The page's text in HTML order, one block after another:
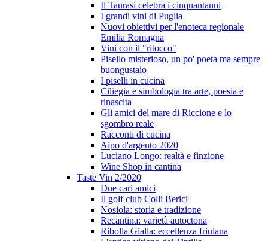
Il Taurasi celebra i cinquantanni
I grandi vini di Puglia
Nuovi obiettivi per l'enoteca regionale
Emilia Romagna
Vini con il "ritocco"
Pisello misterioso, un po' poeta ma sempre
buongustaio
I piselli in cucina
Ciliegia e simbologia tra arte, poesia e
rinascita
Gli amici del mare di Riccione e lo
sgombro reale
Racconti di cucina
Aipo d'argento 2020
Luciano Longo: realtà e finzione
Wine Shop in cantina
Taste Vin 2/2020
Due cari amici
Il golf club Colli Berici
Nosiola: storia e tradizione
Recantina: varietà autoctona
Ribolla Gialla: eccellenza friulana